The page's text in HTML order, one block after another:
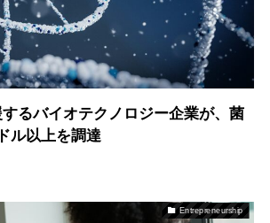
るバイオテクノロジー企業が、菌
ル以上を調達
Entrepreneurship